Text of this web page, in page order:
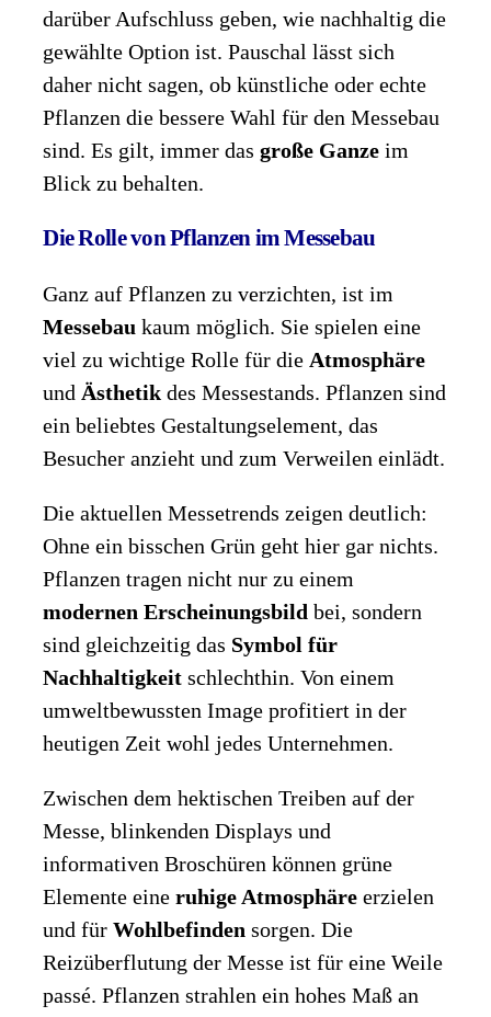
darüber Aufschluss geben, wie nachhaltig die
gewählte Option ist. Pauschal lässt sich
daher nicht sagen, ob künstliche oder echte
Pflanzen die bessere Wahl für den Messebau
sind. Es gilt, immer dasgroße Ganze im
Blick zu behalten.
Die Rolle von Pflanzen im Messebau
Ganz auf Pflanzen zu verzichten, ist im
Messebau kaum möglich. Sie spielen eine
viel zu wichtige Rolle für dieAtmosphäre
undÄsthetik des Messestands. Pflanzen sind
ein beliebtes Gestaltungselement, das
Besucher anzieht und zum Verweilen einlädt.
Die aktuellen Messetrends zeigen deutlich:
Ohne ein bisschen Grün geht hier gar nichts.
Pflanzen tragen nicht nur zu einem
modernen Erscheinungsbild bei, sondern
sind gleichzeitig das Symbol für
Nachhaltigkeit schlechthin. Von einem
umweltbewussten Image profitiert in der
heutigen Zeit wohl jedes Unternehmen.
Zwischen dem hektischen Treiben auf der
Messe, blinkenden Displays und
informativen Broschüren können grüne
Elemente eineruhige Atmosphäre erzielen
und fürWohlbefinden sorgen. Die
Reizüberflutung der Messe ist für eine Weile
passé. Pflanzen strahlen ein hohes Maß an